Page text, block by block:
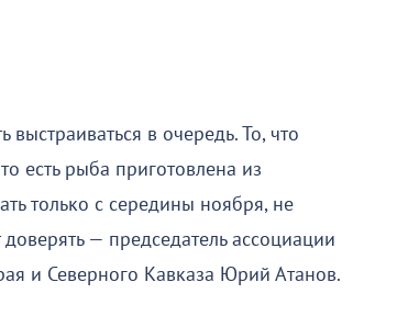
в очередь. То, что
есть рыба приготовлена из
только с середины ноября, не
— председатель ассоциации
и Северного Кавказа Юрий Атанов.